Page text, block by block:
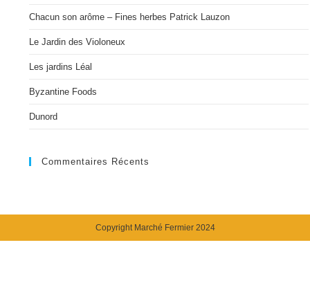
Chacun son arôme – Fines herbes Patrick Lauzon
Le Jardin des Violoneux
Les jardins Léal
Byzantine Foods
Dunord
Commentaires Récents
Copyright Marché Fermier 2024